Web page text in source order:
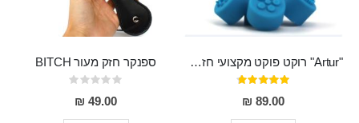
"Artur" רוקט פוקט מקצועי חזק במיוחד
דירוג:
95%
89.00 ₪
ספנקר חזק מעור BITCH
Rating:
0%
49.00 ₪